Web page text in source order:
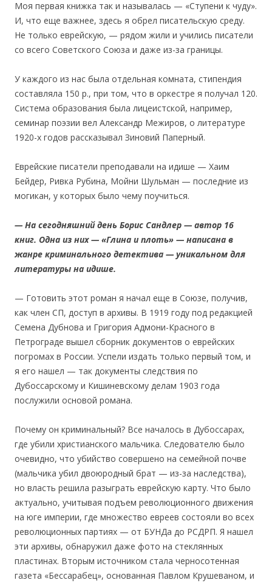
Моя первая книжка так и называлась — «Ступени к чуду».
И, что еще важнее, здесь я обрел писательскую среду.
Не только еврейскую, — рядом жили и учились писатели
со всего Советского Союза и даже из-за границы.
У каждого из нас была отдельная комната, стипендия
составляла 150 р., при том, что в оркестре я получал 120.
Система образования была лицеистской, например,
семинар поэзии вел Александр Межиров, о литературе
1920-х годов рассказывал Зиновий Паперный.
Еврейские писатели преподавали на идише — Хаим
Бейдер, Ривка Рубина, Мойни Шульман — последние из
могикан, у которых было чему поучиться.
— На сегодняшний день Борис Сандлер — автор 16
книг. Одна из них — «Глина и плоть» — написана в
жанре криминального детектива — уникальном для
литературы на идише.
— Готовить этот роман я начал еще в Союзе, получив,
как член СП, доступ в архивы. В 1919 году под редакцией
Семена Дубнова и Григория Адмони-Красного в
Петрограде вышел сборник документов о еврейских
погромах в России. Успели издать только первый том, и
я его нашел — так документы следствия по
Дубоссарскому и Кишиневскому делам 1903 года
послужили основой романа.
Почему он криминальный? Все началось в Дубоссарах,
где убили христианского мальчика. Следователю было
очевидно, что убийство совершено на семейной почве
(мальчика убил двоюродный брат — из-за наследства),
но власть решила разыграть еврейскую карту. Что было
актуально, учитывая подъем революционного движения
на юге империи, где множество евреев состояли во всех
революционных партиях — от БУНДа до РСДРП. Я нашел
эти архивы, обнаружил даже фото на стеклянных
пластинах. Вторым источником стала черносотенная
газета «Бессарабец», основанная Павлом Крушеваном, и